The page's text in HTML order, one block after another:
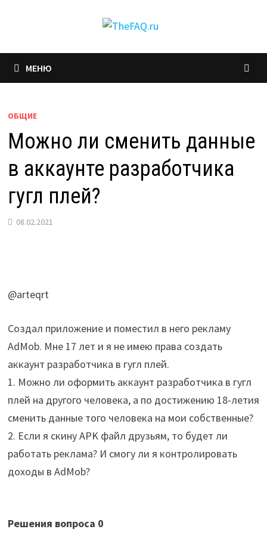
МЕНЮ
ОБЩИЕ
Можно ли сменить данные
в аккаунте разработчика
гугл плей?
08.02.2021
@arteqrt
Создал приложение и поместил в него рекламу
AdMob. Мне 17 лет и я не имею права создать
аккаунт разработчика в гугл плей.
1. Можно ли оформить аккаунт разработчика в гугл
плей на другого человека, а по достижению 18-летия
сменить данные того человека на мои собственные?
2. Если я скину APK файл друзьям, то будет ли
работать реклама? И смогу ли я контролировать
доходы в AdMob?
Решения вопроса 0